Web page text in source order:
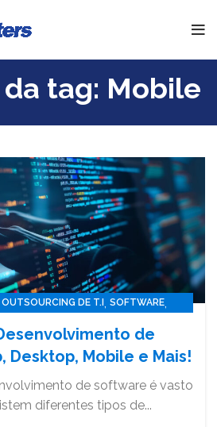
tag: Mobile
OUTSOURCING DE T.I, SOFTWARE,
de
Desktop, Mobile e Mais!
de software é vasto
diferentes tipos de...